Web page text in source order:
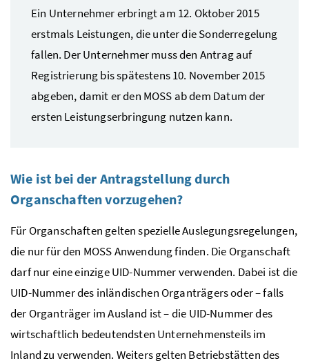
Ein Unternehmer erbringt am 12. Oktober 2015
erstmals Leistungen, die unter die Sonderregelung
fallen. Der Unternehmer muss den Antrag auf
Registrierung bis spätestens 10. November 2015
abgeben, damit er den MOSS ab dem Datum der
ersten Leistungserbringung nutzen kann.
Wie ist bei der Antragstellung durch
Organschaften vorzugehen?
Für Organschaften gelten spezielle Auslegungsregelungen,
die nur für den MOSSAnwendung finden. Die Organschaft
darf nur eine einzigeUID-Nummer verwenden. Dabei ist die
UID-Nummer des inländischen Organträgers oder – falls
der Organträger im Ausland ist – die UID-Nummer des
wirtschaftlich bedeutendsten Unternehmensteils im
Inland zu verwenden. Weiters gelten Betriebstätten des